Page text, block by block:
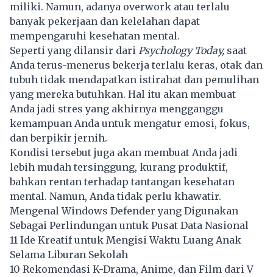
miliki. Namun, adanya overwork atau terlalu
banyak pekerjaan dan kelelahan dapat
mempengaruhi kesehatan mental.
Seperti yang dilansir dari Psychology Today,saat
Anda terus-menerus bekerja terlalu keras, otak dan
tubuh tidak mendapatkan istirahat dan pemulihan
yang mereka butuhkan. Hal itu akan membuat
Anda jadi stres yang akhirnya mengganggu
kemampuan Anda untuk mengatur emosi, fokus,
dan berpikir jernih.
Kondisi tersebut juga akan membuat Anda jadi
lebih mudah tersinggung, kurang produktif,
bahkan rentan terhadap tantangan kesehatan
mental. Namun, Anda tidak perlu khawatir.
Mengenal Windows Defender yang Digunakan
Sebagai Perlindungan untuk Pusat Data Nasional
11 Ide Kreatif untuk Mengisi Waktu Luang Anak
Selama Liburan Sekolah
10 Rekomendasi K-Drama, Anime, dan Film dari V